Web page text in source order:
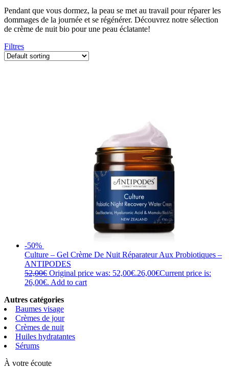
Pendant que vous dormez, la peau se met au travail pour réparer les
dommages de la journée et se régénérer. Découvrez notre sélection
de crème de nuit bio pour une peau éclatante!
Filtres
-50%
Culture – Gel Crème De Nuit Réparateur Aux Probiotiques –
ANTIPODES
52,00€ Original price was: 52,00€.26,00€Current price is:
26,00€. Add to cart
Autres catégories
Baumes visage
Crèmes de jour
Crèmes de nuit
Huiles hydratantes
Sérums
À votre écoute